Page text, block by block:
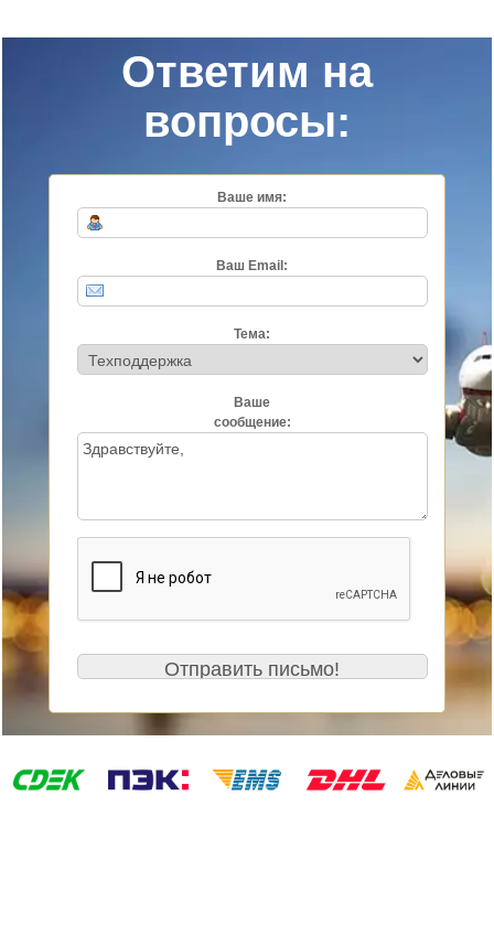
Ответим на
вопросы:
Ваше имя:
Ваш Email:
Тема:
Ваше
сообщение: